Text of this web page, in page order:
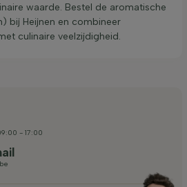
waarde. Bestel de aromatische
bij Heijnen en combineer
culinaire veelzijdigheid.
- 17:00